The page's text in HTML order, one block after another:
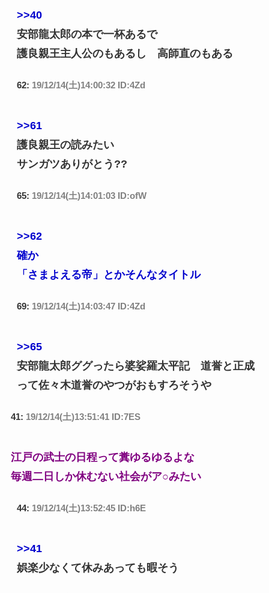
>>40
安部龍太郎の本で一杯あるで
護良親王主人公のもあるし 高師直のもある
62: 19/12/14(土)14:00:32 ID:4Zd
>>61
護良親王の読みたい
サンガツありがとう??
65: 19/12/14(土)14:01:03 ID:ofW
>>62
確か
「さまよえる帝」とかそんなタイトル
69: 19/12/14(土)14:03:47 ID:4Zd
>>65
安部龍太郎ググったら婆娑羅太平記 道誉と正成
って佐々木道誉のやつがおもすろそうや
41: 19/12/14(土)13:51:41 ID:7ES
江戸の武士の日程って糞ゆるゆるよな
毎週二日しか休むない社会がア○みたい
44: 19/12/14(土)13:52:45 ID:h6E
>>41
娯楽少なくて休みあっても暇そう